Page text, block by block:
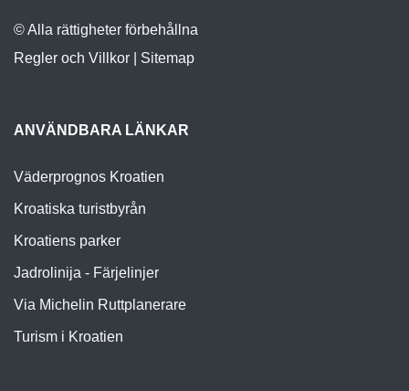
© Alla rättigheter förbehållna
Regler och Villkor
Sitemap
ANVÄNDBARA LÄNKAR
Väderprognos Kroatien
Kroatiska turistbyrån
Kroatiens parker
Jadrolinija - Färjelinjer
Via Michelin Ruttplanerare
Turism i Kroatien